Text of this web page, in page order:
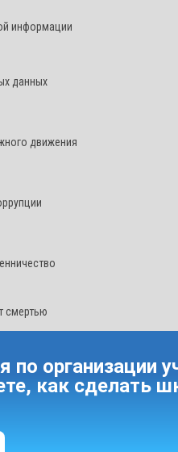
информации
данных
движения
смертью
по организации
как сделать